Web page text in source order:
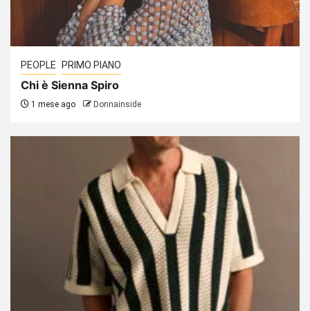
PEOPLE PRIMO PIANO
Chi è Sienna Spiro
1 mese ago Donnainside